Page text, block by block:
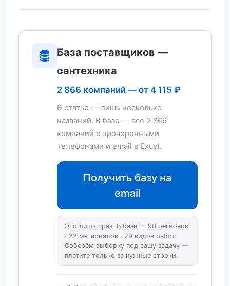
База поставщиков —
сантехника
2 866 компаний — от 4 115 ₽
В статье — лишь несколько
названий. В базе — все 2 866
компаний с проверенными
телефонами и email в Excel.
Получить базу на
email
Это лишь срез. В базе — 90 регионов
· 22 материалов · 29 видов работ.
Соберём выборку под вашу задачу —
платите только за нужные строки.